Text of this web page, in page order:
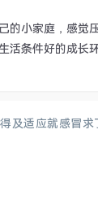
的小家庭，感觉
活条件好的成长
及适应就感冒求